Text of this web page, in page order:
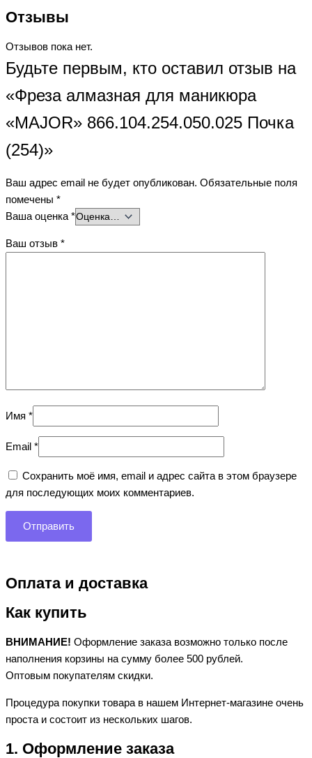
Отзывы
Отзывов пока нет.
Будьте первым, кто оставил отзыв на
«Фреза алмазная для маникюра
«MAJOR» 866.104.254.050.025 Почка
(254)»
Ваш адрес email не будет опубликован. Обязательные поля
помечены *
Ваша оценка *
Ваш отзыв *
Имя *
Email *
Сохранить моё имя, email и адрес сайта в этом браузере
для последующих моих комментариев.
Оплата и доставка
Как купить
ВНИМАНИЕ! Оформление заказа возможно только после
наполнения корзины на сумму более 500 рублей.
Оптовым покупателям скидки.
Процедура покупки товара в нашем Интернет-магазине очень
проста и состоит из нескольких шагов.
1. Оформление заказа